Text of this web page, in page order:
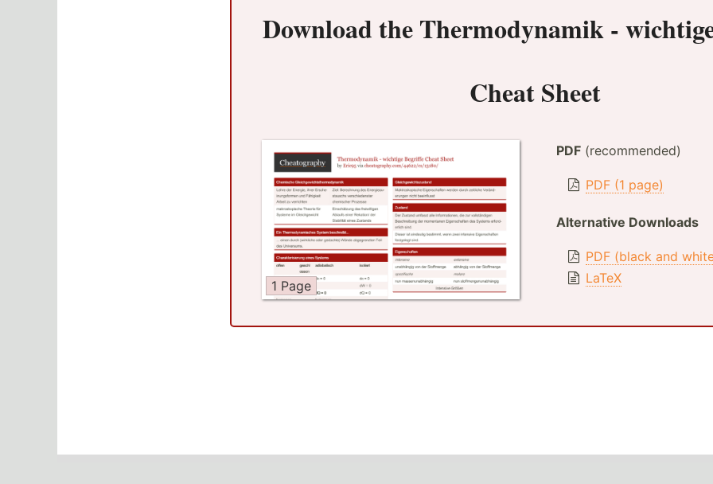
Download theThermodynamik -
Cheat Sheet
1 Page
PDF(recommended)
PDF (1 page)
Alternative Downloads
PDF (black and
LaTeX